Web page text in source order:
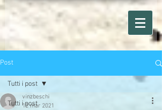
Post
Tutti i post
Tutti i post
vinzbeschi
12 mar 2021